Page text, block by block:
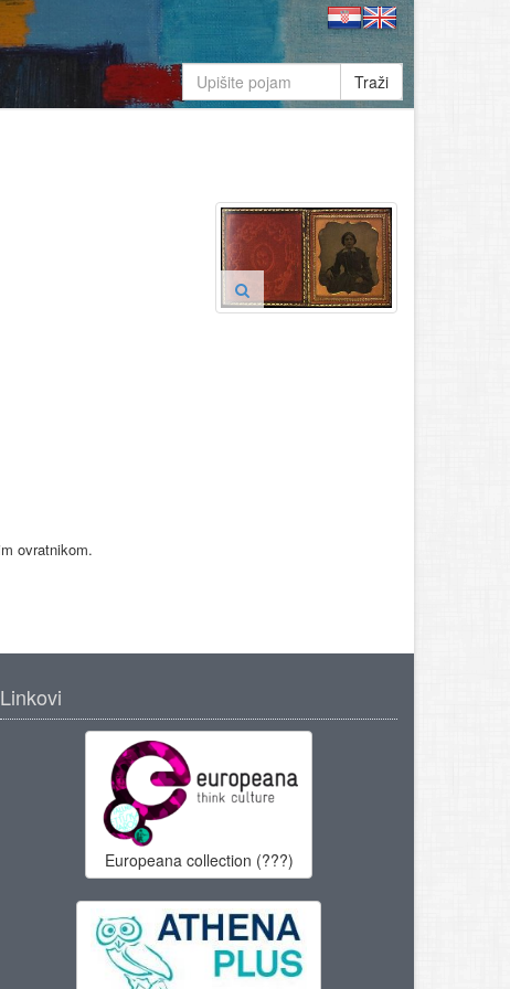
Traži
ovratnikom.
Linkovi
Europeana collection (???)